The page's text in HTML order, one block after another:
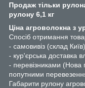
Продаж тільки
рулону 6,1 кг
Ціна агроволокна з
Спосіб отримання
- самовивіз (склад
- кур'єрська доставка
- перевізниками (Нова
попутними
Габарити рулону